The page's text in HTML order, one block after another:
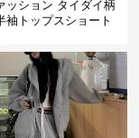
ッション タイダイ柄
袖トップスショート